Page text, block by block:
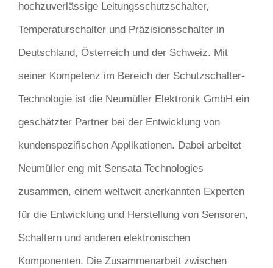
hochzuverlässige Leitungsschutzschalter,
Temperaturschalter und Präzisionsschalter in
Deutschland, Österreich und der Schweiz. Mit
seiner Kompetenz im Bereich der Schutzschalter-
Technologie ist die Neumüller Elektronik GmbH ein
geschätzter Partner bei der Entwicklung von
kundenspezifischen Applikationen. Dabei arbeitet
Neumüller eng mit Sensata Technologies
zusammen, einem weltweit anerkannten Experten
für die Entwicklung und Herstellung von Sensoren,
Schaltern und anderen elektronischen
Komponenten. Die Zusammenarbeit zwischen